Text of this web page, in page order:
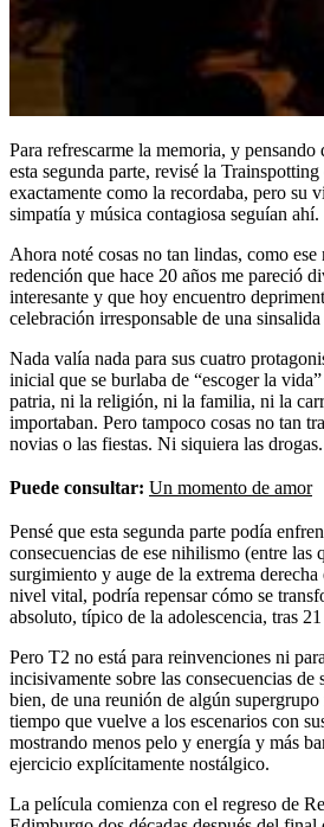
Para refrescarme la memoria, y pensando
esta segunda parte, revisé la
exactamente como la recordaba, pero su
simpatía y música contagiosa seguían ahí.
Ahora noté cosas no tan lindas, como
redención que hace 20 años me pareció
interesante y que hoy encuentro
celebración irresponsable de una sinsalida
Nada valía nada para sus cuatro
inicial que se burlaba de “escoger la
patria, ni la religión, ni la familia, ni la
importaban. Pero tampoco cosas no tan
novias o las fiestas. Ni siquiera las
Puede consultar: Un momento de amor
Pensé que esta segunda parte podía
consecuencias de ese nihilismo (entre
surgimiento y auge de la extrema derecha
nivel vital, podría repensar cómo se
absoluto, típico de la adolescencia, tras
Pero T2 no está para reinvenciones ni
incisivamente sobre las consecuencias de
bien, de una reunión de algún supergrupo
tiempo que vuelve a los escenarios con
mostrando menos pelo y energía y más
ejercicio explícitamente nostálgico.
La película comienza con el regreso de